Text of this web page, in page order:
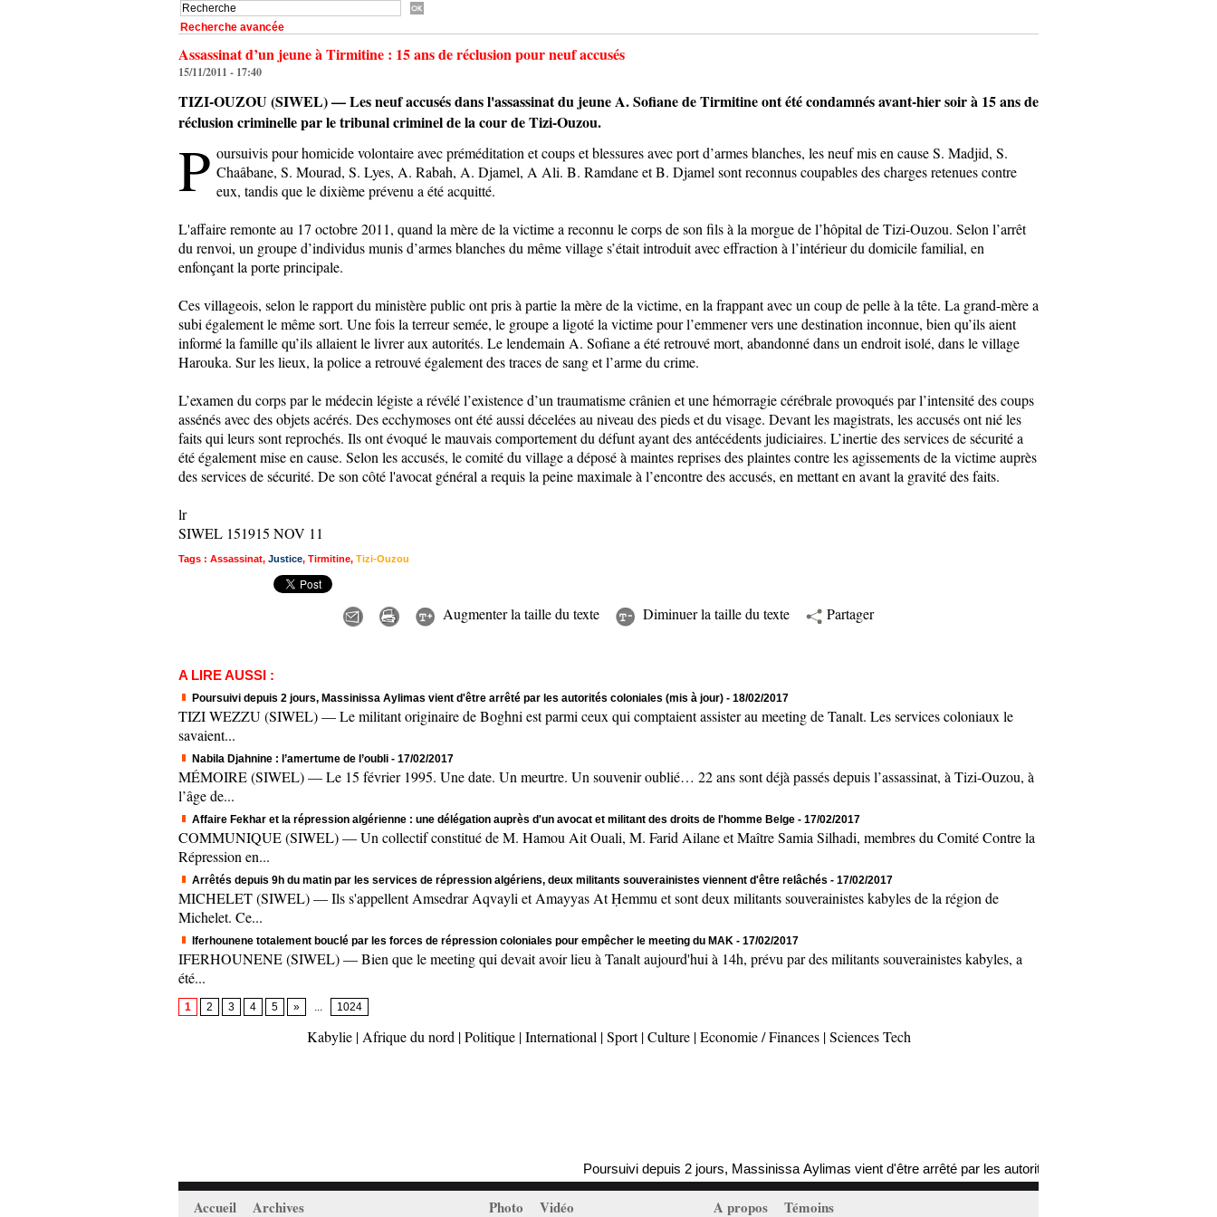
Recherche avancée
Assassinat d’un jeune à Tirmitine : 15 ans de réclusion pour neuf accusés
15/11/2011 - 17:40
TIZI-OUZOU (SIWEL) — Les neuf accusés dans l'assassinat du jeune A. Sofiane de Tirmitine ont été condamnés avant-hier soir à 15 ans de
réclusion criminelle par le tribunal criminel de la cour de Tizi-Ouzou.
P oursuivis pour homicide volontaire avec préméditation et coups et blessures avec port d’armes blanches, les neuf mis en cause S. Madjid, S.
Chaâbane, S. Mourad, S. Lyes, A. Rabah, A. Djamel, A Ali. B. Ramdane et B. Djamel sont reconnus coupables des charges retenues contre
eux, tandis que le dixième prévenu a été acquitté.
L'affaire remonte au 17 octobre 2011, quand la mère de la victime a reconnu le corps de son fils à la morgue de l’hôpital de Tizi-Ouzou. Selon l’arrêt
du renvoi, un groupe d’individus munis d’armes blanches du même village s’était introduit avec effraction à l’intérieur du domicile familial, en
enfonçant la porte principale.
Ces villageois, selon le rapport du ministère public ont pris à partie la mère de la victime, en la frappant avec un coup de pelle à la tête. La grand-mère a
subi également le même sort. Une fois la terreur semée, le groupe a ligoté la victime pour l’emmener vers une destination inconnue, bien qu’ils aient
informé la famille qu’ils allaient le livrer aux autorités. Le lendemain A. Sofiane a été retrouvé mort, abandonné dans un endroit isolé, dans le village
Harouka. Sur les lieux, la police a retrouvé également des traces de sang et l’arme du crime.
L’examen du corps par le médecin légiste a révélé l’existence d’un traumatisme crânien et une hémorragie cérébrale provoqués par l’intensité des coups
assénés avec des objets acérés. Des ecchymoses ont été aussi décelées au niveau des pieds et du visage. Devant les magistrats, les accusés ont nié les
faits qui leurs sont reprochés. Ils ont évoqué le mauvais comportement du défunt ayant des antécédents judiciaires. L’inertie des services de sécurité a
été également mise en cause. Selon les accusés, le comité du village a déposé à maintes reprises des plaintes contre les agissements de la victime auprès
des services de sécurité. De son côté l'avocat général a requis la peine maximale à l’encontre des accusés, en mettant en avant la gravité des faits.
lr
SIWEL 151915 NOV 11
Tags : Assassinat, Justice, Tirmitine, Tizi-Ouzou
Augmenter la taille du texte Diminuer la taille du texte Partager
A LIRE AUSSI :
Poursuivi depuis 2 jours, Massinissa Aylimas vient d'être arrêté par les autorités coloniales (mis à jour) - 18/02/2017
TIZI WEZZU (SIWEL) — Le militant originaire de Boghni est parmi ceux qui comptaient assister au meeting de Tanalt. Les services coloniaux le
savaient...
Nabila Djahnine : l’amertume de l’oubli - 17/02/2017
MÉMOIRE (SIWEL) — Le 15 février 1995. Une date. Un meurtre. Un souvenir oublié… 22 ans sont déjà passés depuis l’assassinat, à Tizi-Ouzou, à
l’âge de...
Affaire Fekhar et la répression algérienne : une délégation auprès d'un avocat et militant des droits de l'homme Belge - 17/02/2017
COMMUNIQUE (SIWEL) — Un collectif constitué de M. Hamou Ait Ouali, M. Farid Ailane et Maître Samia Silhadi, membres du Comité Contre la
Répression en...
Arrêtés depuis 9h du matin par les services de répression algériens, deux militants souverainistes viennent d'être relâchés - 17/02/2017
MICHELET (SIWEL) — Ils s'appellent Amsedrar Aqvayli et Amayyas At Ḥemmu et sont deux militants souverainistes kabyles de la région de
Michelet. Ce...
Iferhounene totalement bouclé par les forces de répression coloniales pour empêcher le meeting du MAK - 17/02/2017
IFERHOUNENE (SIWEL) — Bien que le meeting qui devait avoir lieu à Tanalt aujourd'hui à 14h, prévu par des militants souverainistes kabyles, a
été...
1 2 3 4 5 » 1024
Kabylie | Afrique du nord |Politique |International |Sport |Culture |Economie / Finances |Sciences Tech
Poursuivi depuis 2 jours, Massinissa Aylimas vient d'être arrêté par les autorités coloniales (mis à jour)
Accueil Archives Photo Vidéo A propos Témoins